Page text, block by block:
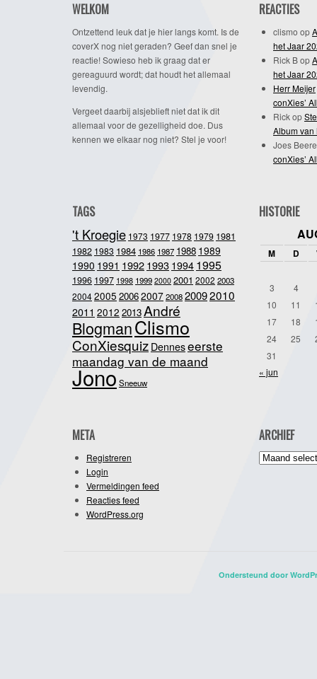
WELKOM
Ontzettend leuk dat je hier langs komt. Is de
coverX nog niet geraden? Geef dan snel je
reactie! Sowieso heb ik graag dat er
gereaguurd wordt; dat houdt het allemaal
levendig.
Vergeet daarbij alsjeblieft niet dat ik dit
allemaal voor de gezelligheid doe. Dus
kennen we elkaar nog niet? Stel je voor!
REACTIES
clismo op
het Jaar
Rick Bop
het Jaar
Herr Meijer
conXies’
Rickop
Album van
Joes
conXies’
TAGS
't Kroegie 1973 1977 1978 1979 1981
1982 1983 1984 1986 1987 1988 1989
1990 1991 19921993 1994 1995
1996 1997 1998 1999 2000 2001 2002 2003
20042005 20062007200820092010
2011 2012 2013André
BlogmanClismo
ConXiesquiz Denneseerste
maandag van de maand
JonoSneeuw
HISTORIE
M D
3
4
10
11
17
18
24
25
31
« jun
META
Registreren
Login
Vermeldingen feed
Reacties feed
WordPress.org
ARCHIEF
Archief
Ondersteund door